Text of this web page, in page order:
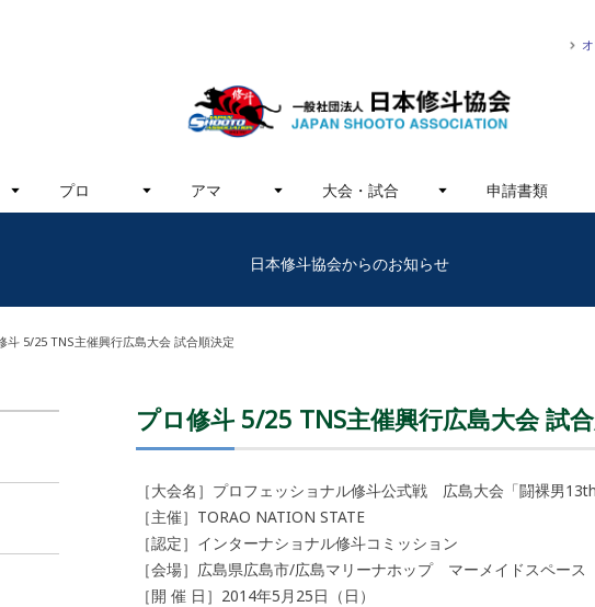
プロ アマ 大会・試合 申請書類
日本修斗協会からのお知らせ
斗 5/25 TNS主催興行広島大会 試合順決定
プロ修斗 5/25 TNS主催興行広島大会 試
［大会名］プロフェッショナル修斗公式戦 広島大会「闘裸男13th
［主催］TORAO NATION STATE
［認定］インターナショナル修斗コミッション
［会場］広島県広島市/広島マリーナホップ マーメイドスペース
［開 催 日］2014年5月25日（日）